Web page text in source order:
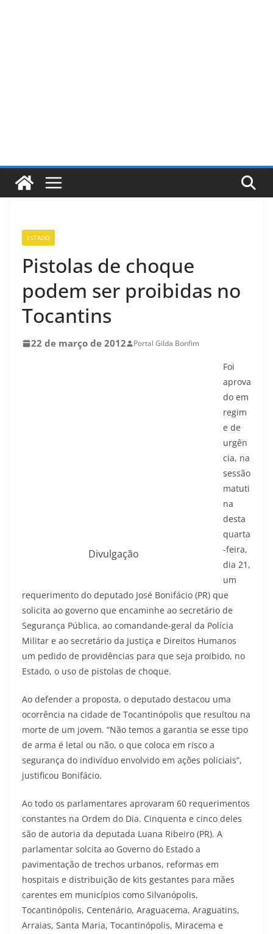
ESTADO
Pistolas de choque
podem ser proibidas no
Tocantins
22 de março de 2012 Portal Gilda Bonfim
Divulgação
Foi
aprova
do em
regim
e de
urgên
cia, na
sessão
matuti
na
desta
quarta
-feira,
dia 21,
um
requerimento do deputado José Bonifácio (PR) que
solicita ao governo que encaminhe ao secretário de
Segurança Pública, ao comandande-geral da Polícia
Militar e ao secretário da Justiça e Direitos Humanos
um pedido de providências para que seja proibido, no
Estado, o uso de pistolas de choque.
Ao defender a proposta, o deputado destacou uma
ocorrência na cidade de Tocantinópolis que resultou na
morte de um jovem. “Não temos a garantia se esse tipo
de arma é letal ou não, o que coloca em risco a
segurança do indivíduo envolvido em ações policiais”,
justificou Bonifácio.
Ao todo os parlamentares aprovaram 60 requerimentos
constantes na Ordem do Dia. Cinquenta e cinco deles
são de autoria da deputada Luana Ribeiro (PR). A
parlamentar solcita ao Governo do Estado a
pavimentação de trechos urbanos, reformas em
hospitais e distribuição de kits gestantes para mães
carentes em municípios como Silvanópolis,
Tocantinópolis, Centenário, Araguacema, Araguatins,
Arraias, Santa Maria, Tocantinópolis, Miracema e